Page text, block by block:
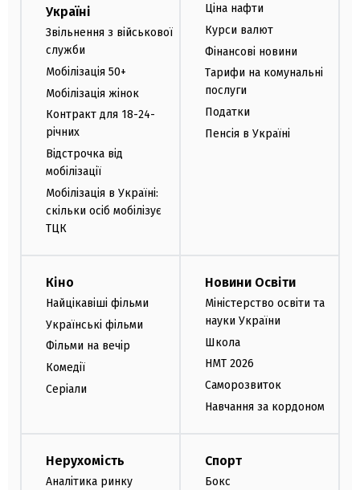
Україні
Звільнення з військової
служби
Мобілізація 50+
Мобілізація жінок
Контракт для 18-24-
річних
Відстрочка від
мобілізації
Мобілізація в Україні:
скільки осіб мобілізує
ТЦК
Ціна нафти
Курси валют
Фінансові новини
Тарифи на комунальні
послуги
Податки
Пенсія в Україні
Кіно
Найцікавіші фільми
Українські фільми
Фільми на вечір
Комедії
Серіали
Новини Освіти
Міністерство освіти та
науки України
Школа
НМТ 2026
Саморозвиток
Навчання за кордоном
Нерухомість
Аналітика ринку
Спорт
Бокс